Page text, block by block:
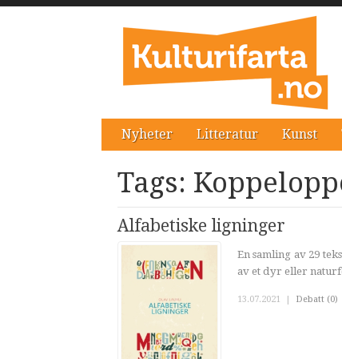
Nyheter Litteratur Kunst
Tags:
Alfabetiske ligninger
En samling av 29
av et dyr eller
13.07.2021 | Debatt (0)